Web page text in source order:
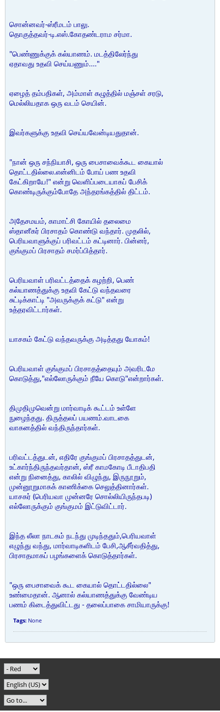
சொன்னவர்-ஸ்ரீமடம் பாலு.
தொகுத்தவர்-டி.எஸ்.கோதண்டராம சர்மா.
"பெண்ணுக்குக் கல்யாணம். மடத்திலேர்ந்து
ஏதாவது உதவி செய்யணும்...."
ஏழைத் தம்பதிகள், அம்மாள் கழுத்தில் மஞ்சள் சரடு,
மெல்லியதாக ஒரு வடம் செயின்.
இவர்களுக்கு உதவி செய்யவேன்டியதுதான்.
"நான் ஒரு சந்நியாசி, ஒரு பைசாவைக்கூட கையால்
தொட்டதில்லை.என்னிடம் போய் பண உதவி
கேட்கிறாயே!" என்று வெளிப்படையாகப் பேசிக்
கொண்டிருக்கும்போதே அந்தரங்கத்தில் திட்டம்.
அதேசமயம், காமாட்சி கோயில் தலைமை
ஸ்தானீகர் பிரசாதம் கொண்டு வந்தார். முதலில்,
பெரியவாளுக்குப் பரிவட்டம் கட்டினார். பின்னர்,
குங்குமப் பிரசாதம் சமர்ப்பித்தார்.
பெரியவாள் பரிவட்டத்தைக் கழற்றி, பெண்
கல்யாணத்துக்கு உதவி கேட்டு வந்தவரை
சுட்டிக்காட்டி "அவருக்குக் கட்டு" என்று
உத்தரவிட்டார்கள்.
யாசகம் கேட்டு வந்தவருக்கு அடித்தது யோகம்!
பெரியவாள் குங்குமப் பிரசாதத்தையும் அவரிடமே
கொடுத்து,"எல்லோருக்கும் நீயே கொடு"என்றார்கள்.
திமுதிமுவென்று மார்வாடிக் கூட்டம் உள்ளே
நுழைந்தது. திருத்தலப் பயணம்.வாடகை
வாகனத்தில் வந்திருந்தார்கள்.
பரிவட்டத்துடன், எதிரே குங்குமப் பிரசாதத்துடன்,
உட்கார்ந்திருந்தவர்தான், ஸ்ரீ காமகோடி பீடாதிபதி
என்று நினைத்து, காலில் விழுந்து, இருநூறும்,
முன்னூறுமாகக் காணிக்கை செலுத்தினார்கள்.
யாசகர் (பெரியவா முன்னரே சொல்லியிருந்தபடி)
எல்லோருக்கும் குங்குமம் இட்டுவிட்டார்.
இந்த லீலா நாடகம் நடந்து முடிந்ததும்,பெரியவாள்
எழுந்து வந்து, மார்வாடிகளிடம் பேசி,ஆசீர்வதித்து,
பிரசாதமாகப் பழங்களைக் கொடுத்தார்கள்.
"ஒரு பைசாவைக் கூட கையால் தொட்டதில்லை"
உண்மைதான். ஆனால் கல்யாணத்துக்கு வேண்டிய
பணம் கிடைத்துவிட்டது - தலைப்பாகை சாமியாருக்கு!
Tags: None